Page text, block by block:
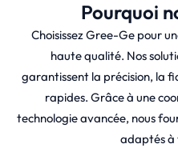
Pourquoi
Choisissez Gree-Ge pour
haute qualité. Nos
garantissent la précision, la
rapides. Grâce à une
technologie avancée, nous
adaptés à